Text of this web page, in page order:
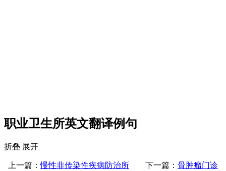
职业卫生所英文翻译例句
折叠 展开
上一篇：慢性非传染性疾病防治所 下一篇： 骨肿瘤门诊